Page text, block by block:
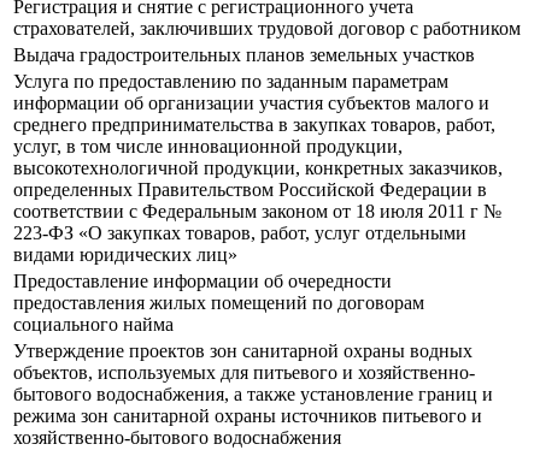
Регистрация и снятие с регистрационного учета
страхователей, заключивших трудовой договор с работником
Выдача градостроительных планов земельных участков
Услуга по предоставлению по заданным параметрам
информации об организации участия субъектов малого и
среднего предпринимательства в закупках товаров, работ,
услуг, в том числе инновационной продукции,
высокотехнологичной продукции, конкретных заказчиков,
определенных Правительством Российской Федерации в
соответствии с Федеральным законом от 18 июля 2011 г №
223-ФЗ «О закупках товаров, работ, услуг отдельными
видами юридических лиц»
Предоставление информации об очередности
предоставления жилых помещений по договорам
социального найма
Утверждение проектов зон санитарной охраны водных
объектов, используемых для питьевого и хозяйственно-
бытового водоснабжения, а также установление границ и
режима зон санитарной охраны источников питьевого и
хозяйственно-бытового водоснабжения